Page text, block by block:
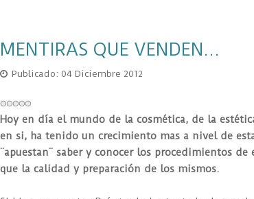
MENTIRAS QUE VENDEN...
Publicado: 04 Diciembre 2012
Hoy en día el mundo de la cosmética, de la
en si, ha tenido un crecimiento mas a nivel de
¨apuestan¨ saber y conocer los procedimientos de
que la calidad y preparación de los mismos.